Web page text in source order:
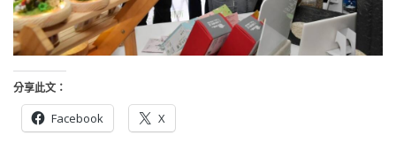
分享此文：
Facebook X